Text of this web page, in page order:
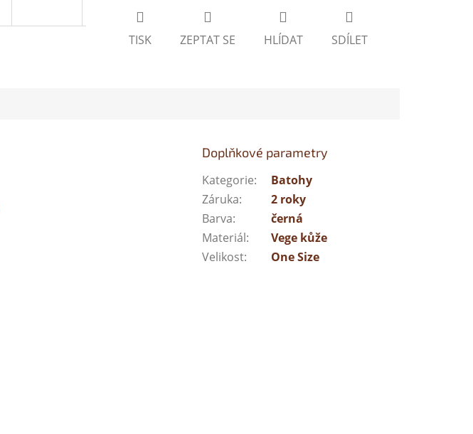
TISK ZEPTAT SE HLÍDAT SDÍLET
Doplňkové parametry
Kategorie:
Batohy
Záruka:
2 roky
Barva:
černá
Materiál:
Vege kůže
Velikost: One Size